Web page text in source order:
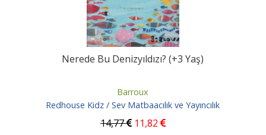
Nerede Bu Denizyıldızı? (+3 Yaş)
Barroux
Redhouse Kidz / Sev Matbaacılık ve Yayıncılık
14,77 11,82